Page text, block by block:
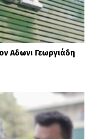
Αδωνι Γεωργιάδη